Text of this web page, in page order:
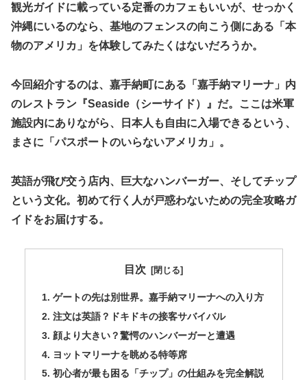
観光ガイドに載っている定番のカフェもいいが、せっかく
沖縄にいるのなら、基地のフェンスの向こう側にある「本
物のアメリカ」を体験してみたくはないだろうか。
今回紹介するのは、嘉手納町にある 「嘉手納マリーナ」内
のレストラン『Seaside（シーサイド）』 だ。ここは米軍
施設内にありながら、日本人も自由に入場できるという、
まさに「パスポートのいらないアメリカ」。
英語が飛び交う店内、巨大なハンバーガー、そしてチップ
という文化。初めて行く人が戸惑わないための完全攻略ガ
イドをお届けする。
目次
​ゲートの先は別世界。嘉手納マリーナへの入り方
​注文は英語？ドキドキの接客サバイバル
顔より大きい？驚愕のハンバーガーと遭遇
​ヨットマリーナを眺める特等席
初心者が最も困る「チップ」の仕組みを完全解説